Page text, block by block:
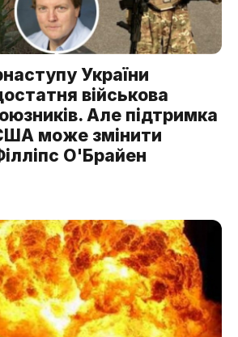
України
військова
Але підтримка
може змінити
О'Брайен